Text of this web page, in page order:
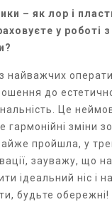
– як лор і
у роботі з
до
Це
гармонійні зміни
пройшла, у
зауважу, що
ідеальний ніс і
будьте обережні!